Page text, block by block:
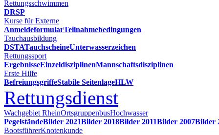
Rettungsschwimmen
DRSP
Kurse für Externe
AnmeldeformularTeilnahmebedingungen
Tauchausbildung
DSTATauchscheineUnterwasserzeichen
Rettungssport
ErgebnisseEinzeldisziplinenMannschaftsdisziplinen
Erste Hilfe
BefreiungsgriffeStabile SeitenlageHLW
Rettungsdienst
Wachgebiet RheinOrtsgruppenbusHochwasser
PegelständeBilder 2021Bilder 2018Bilder 2011Bilder 2007Bilder
BootsführerKnotenkunde